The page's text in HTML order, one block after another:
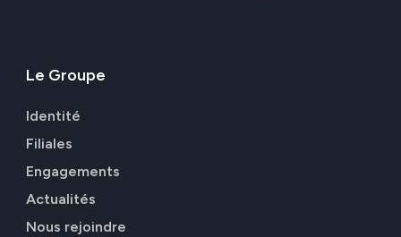
Le Groupe
Identité
Filiales
Engagements
Actualités
Nous rejoindre